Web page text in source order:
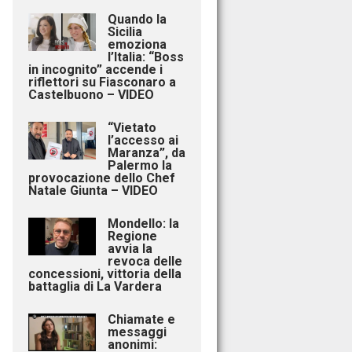
Quando la
Sicilia
emoziona
l’Italia: “Boss
in incognito” accende i
riflettori su Fiasconaro a
Castelbuono – VIDEO
“Vietato
l’accesso ai
Maranza”, da
Palermo la
provocazione dello Chef
Natale Giunta – VIDEO
Mondello: la
Regione
avvia la
revoca delle
concessioni, vittoria della
battaglia di La Vardera
Chiamate e
messaggi
anonimi: